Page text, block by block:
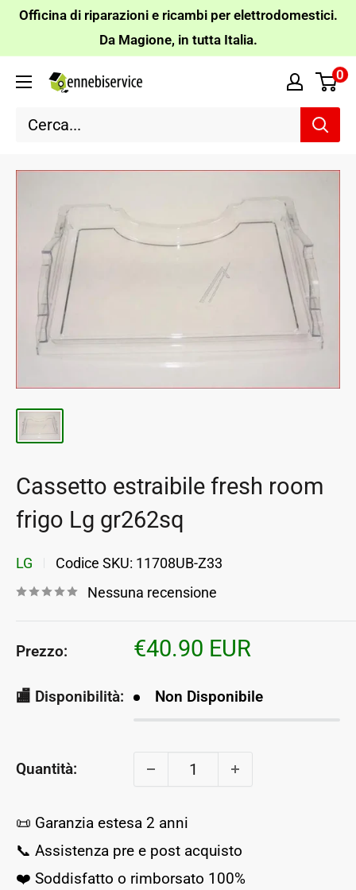
Vai
contenuto
Officina di riparazioni e ricambi per elettrodomestici.
Da Magione, in tutta Italia.
Ennebiservice 0
Cassetto estraibile fresh room
frigo Lg gr262sq
LG Codice SKU: 11708UB-Z33
Nessuna recensione
Prezzo:
Prezzo
€40.90 EUR
🏬 Disponibilità: Non Disponibile
Quantità:
📜 Garanzia estesa 2 anni
📞 Assistenza pre e post acquisto
❤️ Soddisfatto o rimborsato 100%